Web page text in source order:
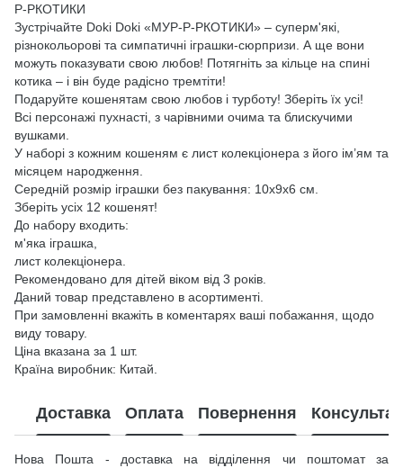
Р-РКОТИКИ
Зустрічайте Doki Doki «МУР-Р-РКОТИКИ» – суперм'які,
різнокольорові та симпатичні іграшки-сюрпризи. А ще вони
можуть показувати свою любов! Потягніть за кільце на спині
котика – і він буде радісно тремтіти!
Подаруйте кошенятам свою любов і турботу! Зберіть їх усі!
Всі персонажі пухнасті, з чарівними очима та блискучими
вушками.
У наборі з кожним кошеням є лист колекціонера з його ім’ям та
місяцем народження.
Середній розмір іграшки без пакування: 10х9х6 см.
Зберіть усіх 12 кошенят!
До набору входить:
м'яка іграшка,
лист колекціонера.
Рекомендовано для дітей віком від 3 років.
Даний товар представлено в асортименті.
При замовленні вкажіть в коментарях ваші побажання, щодо
виду товару.
Ціна вказана за 1 шт.
Країна виробник: Китай.
Доставка Оплата Повернення
Нова Пошта - доставка на відділення чи поштомат за